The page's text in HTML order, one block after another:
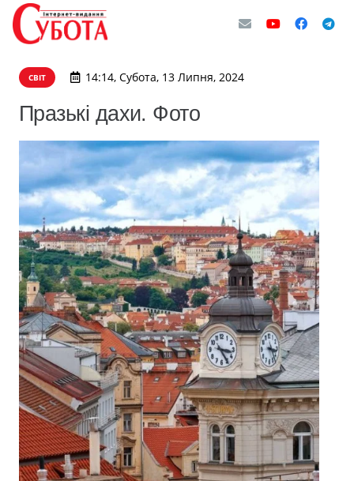
СВІТ 14:14, Субота, 13 Липня, 2024
Празькі дахи. Фото